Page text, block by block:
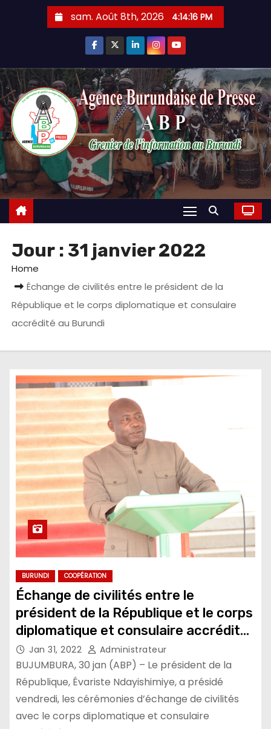
sam. Août 8th, 2026 4:14:17 PM
Jour : 31 janvier 2022
Home
Échange de civilités entre le président de la
République et le corps diplomatique et consulaire
accrédité au Burundi
BURUNDI COOPÉRATION
Échange de civilités entre le
président de la République et le corps
diplomatique et consulaire accrédité
au Burundi
Jan 31, 2022 Administrateur
BUJUMBURA, 30 jan (ABP) – Le président de la
République, Évariste Ndayishimiye, a présidé
vendredi, les cérémonies d’échange de civilités
avec le corps diplomatique et consulaire